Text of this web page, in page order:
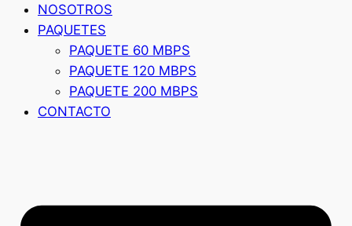
NOSOTROS
PAQUETES
PAQUETE 60 MBPS
PAQUETE 120 MBPS
PAQUETE 200 MBPS
CONTACTO